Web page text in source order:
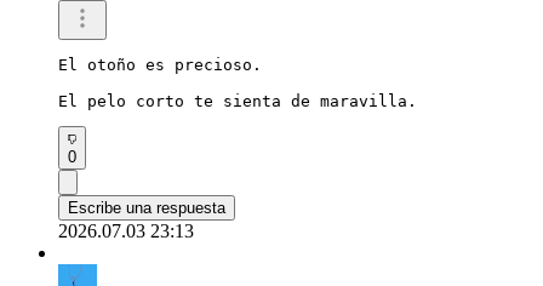
El otoño es precioso.
El pelo corto te sienta de maravilla.
0
Escribe una respuesta
2026.07.03 23:13